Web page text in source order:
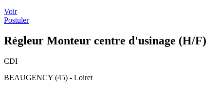
Voir
Postuler
Régleur Monteur centre d'usinage (H/F)
CDI
BEAUGENCY (45) - Loiret